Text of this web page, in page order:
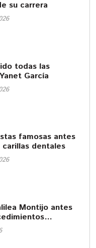
su carrera
todas las
García
famosas antes
dentales
Montijo antes